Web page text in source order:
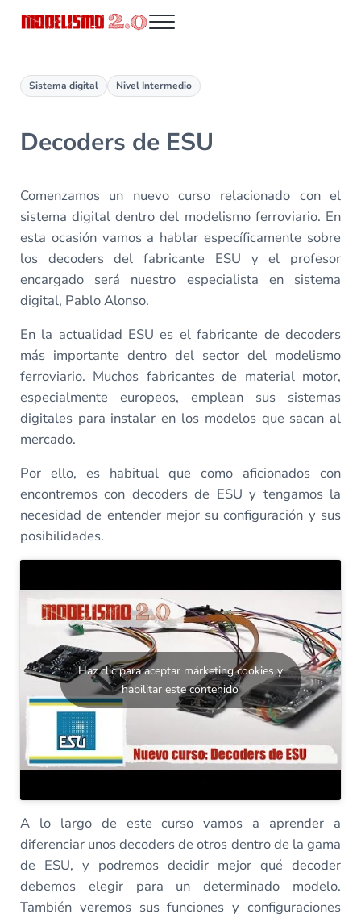
Menu
Sistema digital Nivel Intermedio
Decoders de ESU
Comenzamos un nuevo curso relacionado con el
sistema digital dentro del modelismo ferroviario. En
esta ocasión vamos a hablar específicamente sobre
los decoders del fabricante ESU y el profesor
encargado será nuestro especialista en sistema
digital, Pablo Alonso.
En la actualidad ESU es el fabricante de decoders
más importante dentro del sector del modelismo
ferroviario. Muchos fabricantes de material motor,
especialmente europeos, emplean sus sistemas
digitales para instalar en los modelos que sacan al
mercado.
Por ello, es habitual que como aficionados con
encontremos con decoders de ESU y tengamos la
necesidad de entender mejor su configuración y sus
posibilidades.
Haz clic para aceptar márketing cookies y
habilitar este contenido
A lo largo de este curso vamos a aprender a
diferenciar unos decoders de otros dentro de la gama
de ESU, y podremos decidir mejor qué decoder
debemos elegir para un determinado modelo.
También veremos sus funciones y configuraciones